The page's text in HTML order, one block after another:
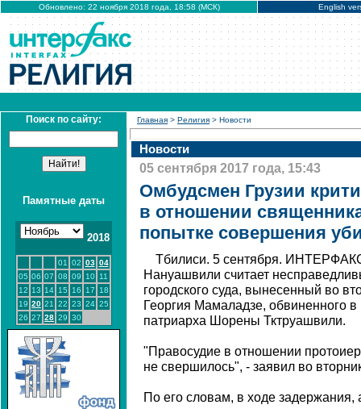
Обновлено: 22 ноября 2018 года, 18:58 (МСК) English
Поиск по сайту:
Памятные даты
2018
01 02 03 04
05 06 07 08 09 10
11
12 13 14 15 16 17
18
19 20 21 22 23 24 25
26 27 28 29 30
Главная > Религия > Новости
Новости
05 сентября 2017 года, 15:43
Омбудсмен Грузии
в отношении
попытке совершения
Тбилиси. 5 сентября.
Нануашвили считает
городского суда, вынесенный во
Георгия Мамаладзе, обвиненного в
патриарха Шорены Тктруашвили.
"Правосудие в отношении
не свершилось", - заявил во
По его словам, в ходе задержания,